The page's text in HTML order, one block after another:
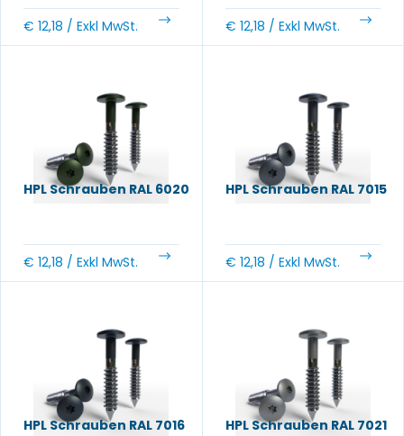
€ 12,18 / Exkl MwSt. € 12,18 / Exkl MwSt.
HPL Schrauben RAL 6020
€ 12,18 / Exkl MwSt.
HPL Schrauben RAL 7015
€ 12,18 / Exkl MwSt.
HPL Schrauben RAL 7016 HPL Schrauben RAL 7021